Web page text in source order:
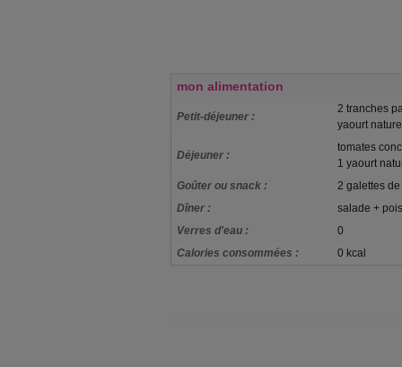
mon alimentation
Petit-déjeuner :
2 tranches
yaourt
Déjeuner :
tomates
1 yaourt
Goûter ou snack :
2 galettes
Dîner :
salade +
Verres d'eau :
0
Calories consommées :
0 kcal